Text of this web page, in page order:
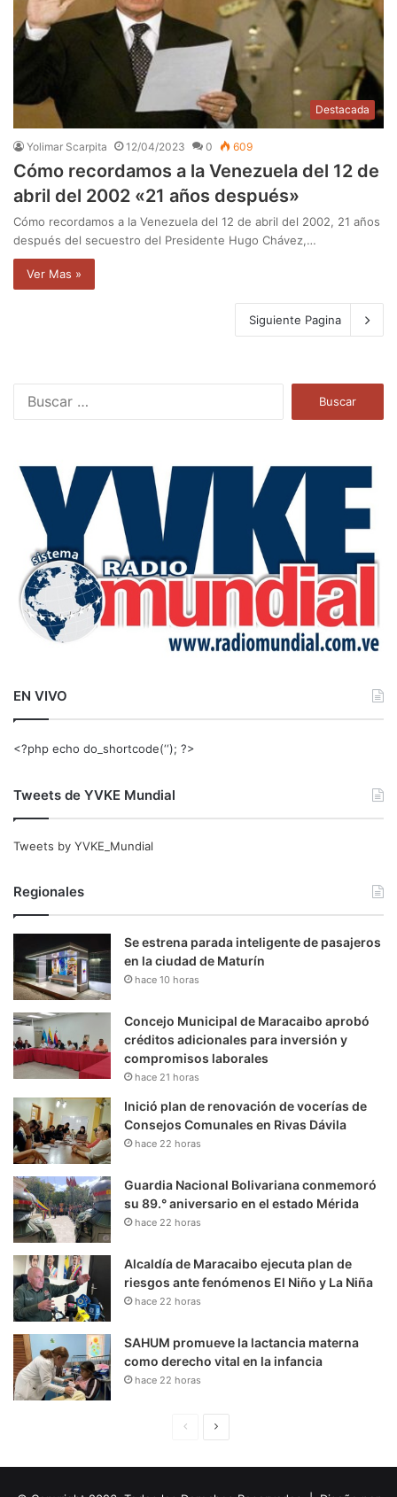
Destacada
Yolimar Scarpita 12/04/2023 0 609
Cómo recordamos a la Venezuela del 12 de
abril del 2002 «21 años después»
Cómo recordamos a la Venezuela del 12 de abril del 2002, 21 años
después del secuestro del Presidente Hugo Chávez,…
Ver Mas »
Siguiente Pagina
a
EN VIVO
<?php echo do_shortcode(‘‘); ?>
Tweets de YVKE Mundial
Tweets by YVKE_Mundial
Regionales
Se estrena parada inteligente de pasajeros
en la ciudad de Maturín
hace 10 horas
Concejo Municipal de Maracaibo aprobó
créditos adicionales para inversión y
compromisos laborales
hace 21 horas
Inició plan de renovación de vocerías de
Consejos Comunales en Rivas Dávila
hace 22 horas
Guardia Nacional Bolivariana conmemoró
su 89.° aniversario en el estado Mérida
hace 22 horas
Alcaldía de Maracaibo ejecuta plan de
riesgos ante fenómenos El Niño y La Niña
hace 22 horas
SAHUM promueve la lactancia materna
como derecho vital en la infancia
hace 22 horas